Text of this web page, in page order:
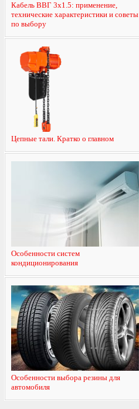
Кабель ВВГ 3х1.5: применение,
технические характеристики и советы
по выбору
Цепные тали. Кратко о главном
Особенности систем
кондиционирования
Особенности выбора резины для
автомобиля